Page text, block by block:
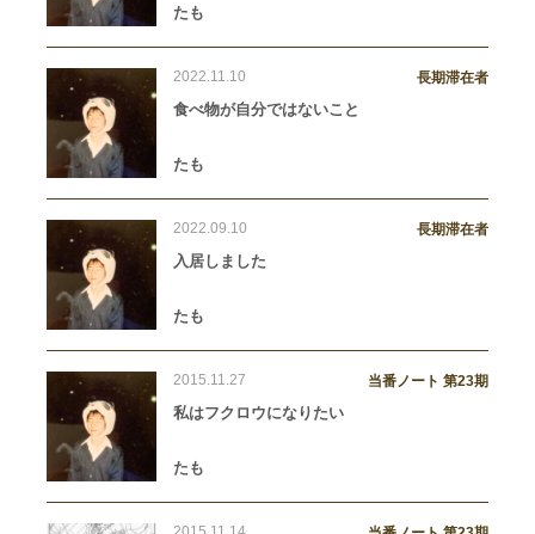
たも
2022.11.10 長期滞在者
食べ物が自分ではないこと
たも
2022.09.10 長期滞在者
入居しました
たも
2015.11.27 当番ノート 第23期
私はフクロウになりたい
たも